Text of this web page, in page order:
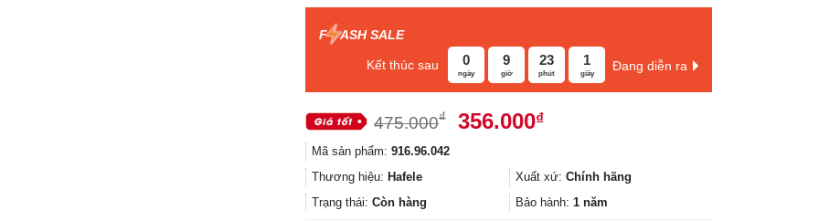
F ASH SALE
Kết thúc sau 0
ngày
9
giờ
23
phút
1
giây
Đang diễn ra
475.000₫
Giá
475.000₫.
356.000₫Giá
là:
356.000₫.
Mã sản phẩm: 916.96.042
Thương hiệu: Hafele Xuất xứ: Chính hãng
Trạng thái: Còn hàng Bảo hành: 1 năm